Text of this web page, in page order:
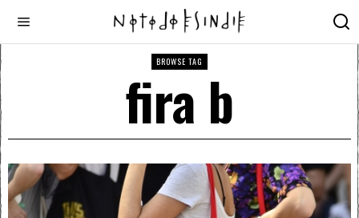
BROWSE TAG
fira b